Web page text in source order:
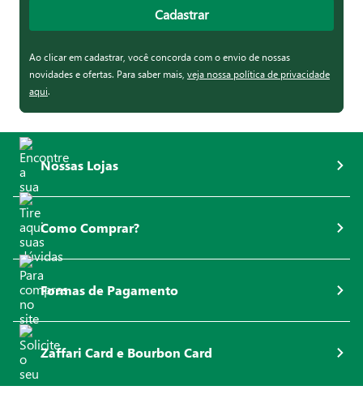
Cadastrar
Ao clicar em cadastrar, você concorda com o envio de nossas
novidades e ofertas. Para saber mais, veja nossa política de privacidade
aqui.
Nossas Lojas
Como Comprar?
Formas de Pagamento
Zaffari Card e Bourbon Card